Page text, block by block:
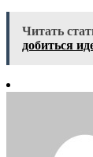
Читать
добиться